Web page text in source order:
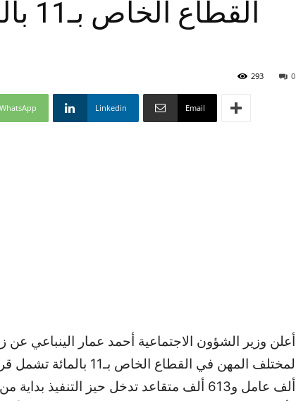
0
293
WhatsApp Linkedin Email
أعلن وزير الشؤون الاجتماعية أحمد عمار الينباعي عن
ألف عامل و613 ألف متقاعد تدخل حيز التنفيذ بداية من غرة ماى 2014